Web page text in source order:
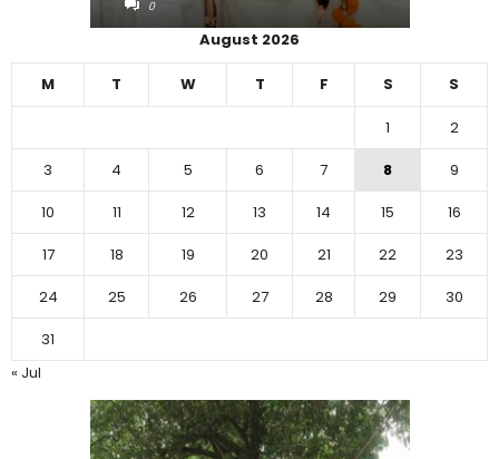
0
August 2026
M T W T F S S
1
2
3
4 5 6 7 8
9
10
11 12 13 14 15
16
17
18 19 20 21 22
23
24
25 26 27 28 29
30
31
« Jul